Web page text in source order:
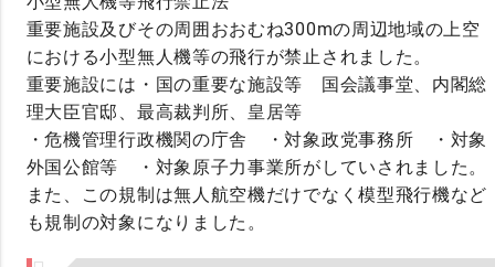
重要施設及びその周囲おおむね300mの周辺地域の上空
における小型無人機等の飛行が禁止されました。
重要施設には・国の重要な施設等 国会議事堂、内閣総
理大臣官邸、最高裁判所、皇居等
・危機管理行政機関の庁舎 ・対象政党事務所 ・対象
外国公館等 ・対象原子力事業所がしていされました。
また、この規制は無人航空機だけでなく模型飛行機など
も規制の対象になりました。